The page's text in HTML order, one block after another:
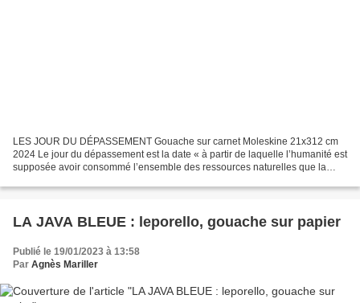
LES JOUR DU DÉPASSEMENT Gouache sur carnet Moleskine 21x312 cm
2024 Le jour du dépassement est la date « à partir de laquelle l’humanité est
supposée avoir consommé l’ensemble des ressources naturelles que la
LA JAVA BLEUE : leporello, gouache sur papier
Publié le 19/01/2023 à 13:58
Par Agnès Mariller